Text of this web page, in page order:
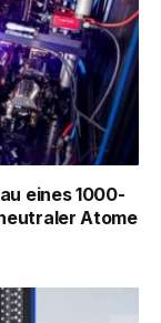
eines 1000-
Atome